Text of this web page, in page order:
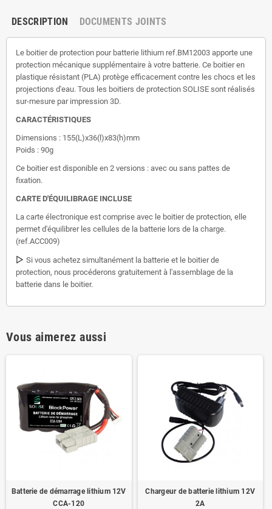
DESCRIPTION DOCUMENTS JOINTS
Le boitier de protection pour batterie lithium ref.BM12003 apporte une
protection mécanique supplémentaire à votre batterie. Ce boitier en
plastique résistant (PLA) protège efficacement contre les chocs et les
projections d'eau. Tous les boitiers de protection SOLISE sont réalisés
sur-mesure par impression 3D.
CARACTÉRISTIQUES
Dimensions : 155(L)x36(l)x83(h)mm
Poids : 90g
Ce boitier est disponible en 2 versions : avec ou sans pattes de
fixation.
CARTE D'ÉQUILIBRAGE INCLUSE
La carte électronique est comprise avec le boitier de protection, elle
permet d'équilibrer les cellules de la batterie lors de la charge.
(ref.ACC009)
▷ Si vous achetez simultanément la batterie et le boitier de
protection, nous procéderons gratuitement à l'assemblage de la
batterie dans le boitier.
Vous aimerez aussi
Batterie de démarrage lithium 12V
CCA-120
Chargeur de batterie lithium 12V
2A